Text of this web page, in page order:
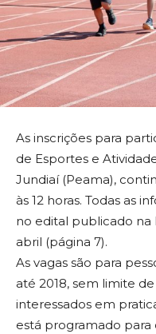
As inscrições para
de Esportes e
Jundiaí (Peama),
às 12 horas. Todas as
no edital publicado na
abril (página 7).
As vagas são para
até 2018, sem limite
interessados em
está programado para